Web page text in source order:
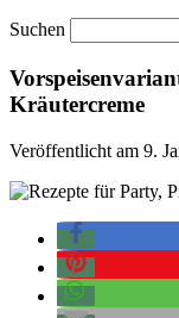
Suchen
Kräutercreme
Veröffentlicht am 9.